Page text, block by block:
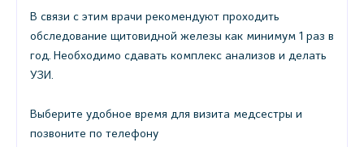
В связи с этим врачи рекомендуют проходить
обследование щитовидной железы как минимум 1 раз в
год. Необходимо сдавать комплекс анализов и делать
УЗИ.
Выберите удобное время для визита медсестры и
позвоните по телефону